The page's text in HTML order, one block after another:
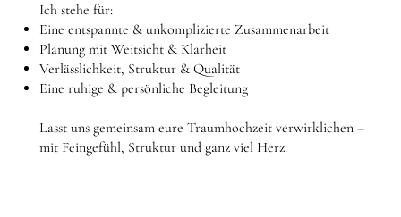
​Ich stehe für:
Eine entspannte & unkomplizierte Zusammenarbeit
Planung mit Weitsicht & Klarheit
Verlässlichkeit, Struktur & Qualität
Eine ruhige & persönliche Begleitung
Lasst uns gemeinsam eure Traumhochzeit verwirklichen –
mit Feingefühl, Struktur und ganz viel Herz.